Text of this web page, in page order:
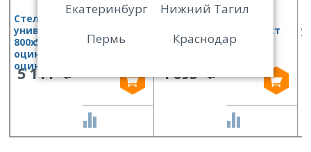
Стеллаж кухонный
универсальный Финист
800х500х1800 (полки
оцинк.ст, стойки
оцинк.ст)
5 111
универсальный Финист
800х400х1800 (полки
4 695
Екатеринбург
Нижний Тагил
Пермь
Краснодар